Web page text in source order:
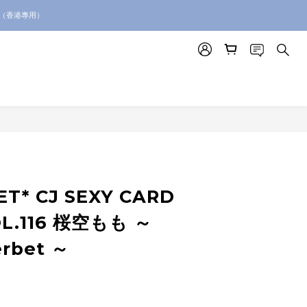
詢代購服務
港專用）
CJ SEXY CARD
桜空もも ～
～